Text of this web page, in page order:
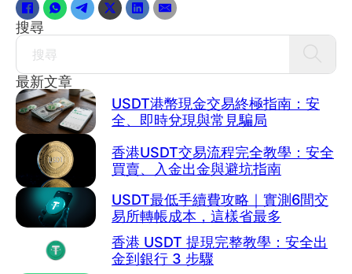
搜尋
Search
最新文章
USDT港幣現金交易終極指南：安
全、即時兌現與常見騙局
香港USDT交易流程完全教學：安全
買賣、入金出金與避坑指南
USDT最低手續費攻略｜實測6間交
易所轉帳成本，這樣省最多
香港 USDT 提現完整教學：安全出
金到銀行 3 步驟